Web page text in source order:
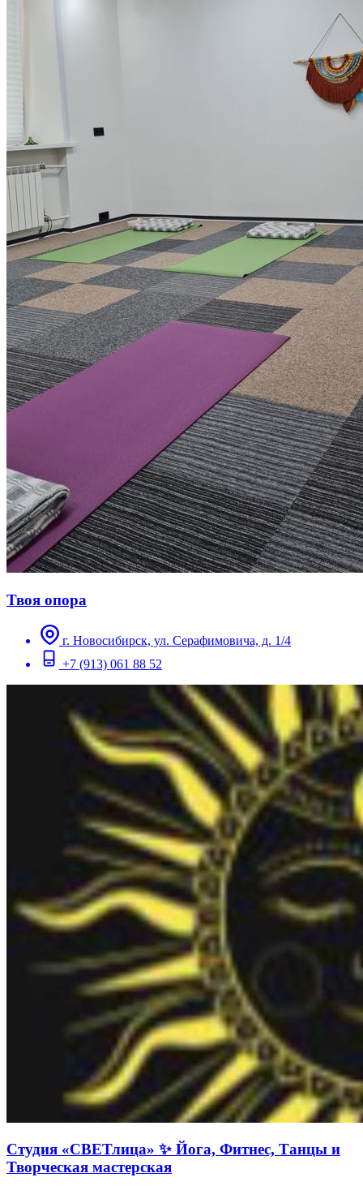
Твоя опора
г. Новосибирск, ул. Серафимовича, д. 1/4
+7 (913) 061 88 52
Студия «СВЕТлица» ✨ Йога, Фитнес, Танцы и
Творческая мастерская